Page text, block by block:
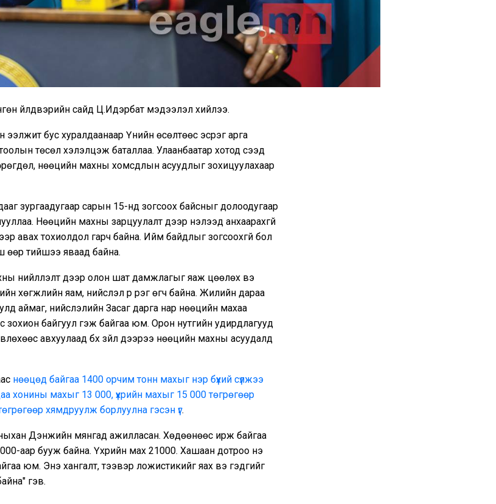
үйлдвэрийн сайд Ц.Идэрбат мэдээлэл хийлээ.
ээлжит бус хуралдаанаар Үнийн өсөлтөөс эсрэг арга
төсөл хэлэлцэж баталлаа. Улаанбаатар хотод үүсээд
нөөцийн махны хомсдлын асуудлыг зохицуулахаар
зургаадугаар сарын 15-нд зогсоох байсныг долоодугаар
Нөөцийн махны зарцуулалт дээр нэлээд анхаарахгүй
авах тохиолдол гарч байна. Ийм байдлыг зогсоохгүй бол
өөр тийшээ яваад байна.
нийлүүлэлт дээр олон шат дамжлагыг яаж цөөлөх вэ
хөгжлийн яам, нийслэл рүү үүрэг өгч байна. Жилийн дараа
аймаг, нийслэлийн Засаг дарга нар нөөцийн махаа
зохион байгуул гэж байгаа юм. Орон нутгийн удирдлагууд
авхуулаад бүх зүйл дээрээ нөөцийн махны асуудалд
нөөцөд байгаа 1400 орчим тонн махыг нэр бүхий сүлжээ
хонины махыг 13 000, үхрийн махыг 15 000 төгрөгөөр
хямдруулж борлуулна гэсэн үг.
Дэнжийн мянгад ажилласан. Хөдөөнөөс ирж байгаа
аар бууж байна. Үхрийн мах 21000. Хашаан дотроо үнэ
юм. Энэ хангалт, тээвэр ложистикийг яах вэ гэдгийг
гэв.